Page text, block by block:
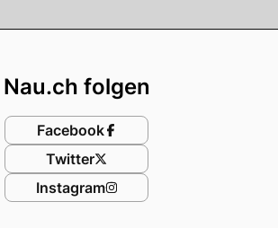
Nau.ch folgen
Facebook
Twitter
Instagram